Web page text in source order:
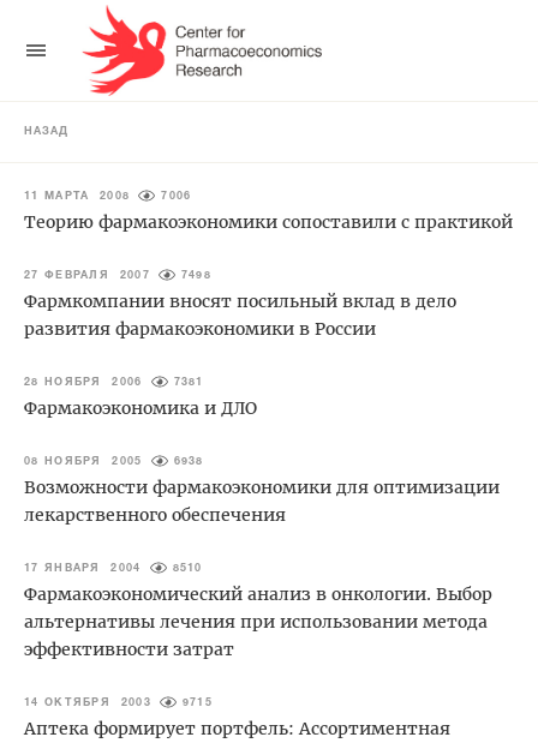
НАЗАД
11 МАРТА 2008 7006
Теорию фармакоэкономики сопоставили с практикой
27 ФЕВРАЛЯ 2007 7498
Фармкомпании вносят посильный вклад в дело
развития фармакоэкономики в России
28 НОЯБРЯ 2006 7381
Фармакоэкономика и ДЛО
08 НОЯБРЯ 2005 6938
Возможности фармакоэкономики для оптимизации
лекарственного обеспечения
17 ЯНВАРЯ 2004 8510
Фармакоэкономический анализ в онкологии. Выбор
альтернативы лечения при использовании метода
эффективности затрат
14 ОКТЯБРЯ 2003 9715
Аптека формирует портфель: Ассортиментная